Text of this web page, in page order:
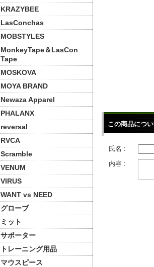
KRAZYBEE
LasConchas
MOBSTYLES
MonkeyTape＆LasCon
Tape
MOSKOVA
MOYA BRAND
Newaza Apparel
PHALANX
reversal
RVCA
Scramble
VENUM
VIRUS
WANT vs NEED
グローブ
ミット
サポーター
トレーニング用品
マウスピース
この商品につ
氏名 :
内容 :